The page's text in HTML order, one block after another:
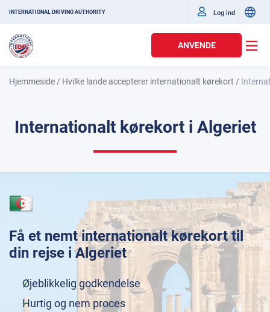
INTERNATIONAL DRIVING AUTHORITY Log ind
ANVENDE
Hjemmeside / Hvilke lande accepterer internationalt kørekort /
Internationalt kørekort i Algeriet
Få et nemt internationalt kørekort til
din rejse i Algeriet
Øjeblikkelig godkendelse
Hurtig og nem proces